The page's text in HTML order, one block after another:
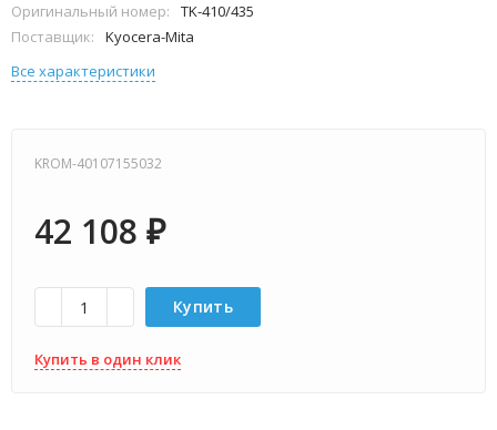
Оригинальный номер:
TK-410/435
Поставщик:
Kyocera-Mita
Все характеристики
KROM-40107155032
42 108 ₽
Купить
Купить в один клик